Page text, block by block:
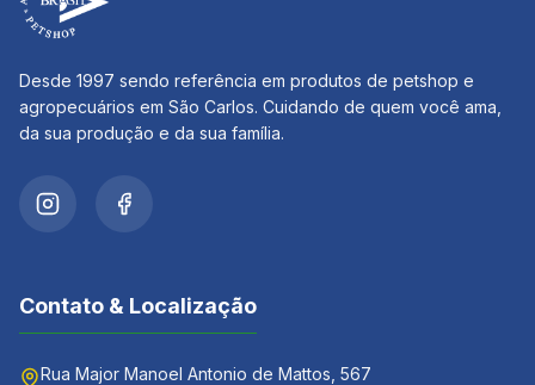
Desde 1997 sendo referência em produtos de petshop e
agropecuários em São Carlos. Cuidando de quem você ama,
da sua produção e da sua família.
Contato & Localização
Rua Major Manoel Antonio de Mattos, 567